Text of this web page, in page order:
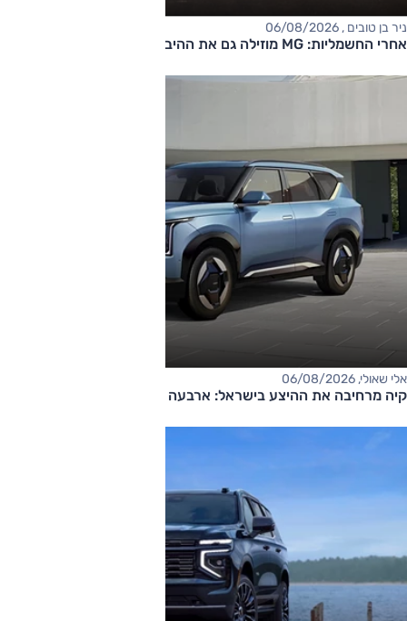
ניר בן טובים , 06/08/2026
אחרי החשמליות: MG מוזילה גם את ההיברידיות
אלי שאולי, 06/08/2026
קיה מרחיבה את ההיצע בישראל: ארבעה דגמים חדשים בדרך